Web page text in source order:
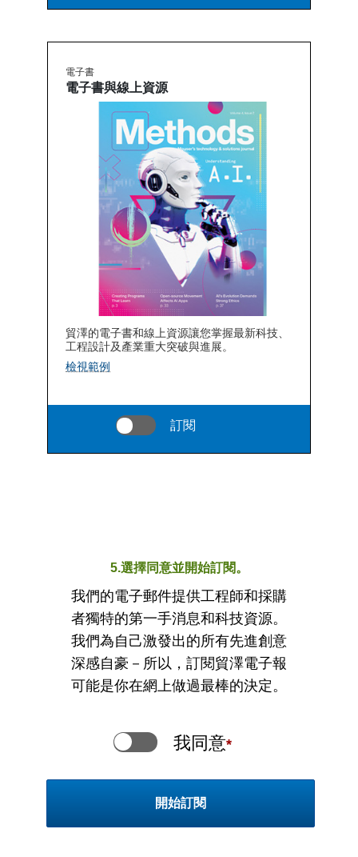
電子書
電子書與線上資源
貿澤的電子書和線上資源讓您掌握最新科技、
工程設計及產業重大突破與進展。
檢視範例
訂閱
5.選擇同意並開始訂閱。
我們的電子郵件提供工程師和採購
者獨特的第一手消息和科技資源。
我們為自己激發出的所有先進創意
深感自豪－所以，訂閱貿澤電子報
可能是你在網上做過最棒的決定。
我同意*